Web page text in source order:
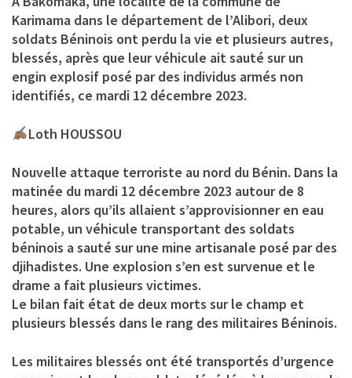
Karimama dans le département de l’Alibori, deux
soldats Béninois ont perdu la vie et plusieurs autres,
blessés, après que leur véhicule ait sauté sur un
engin explosif posé par des individus armés non
identifiés, ce mardi 12 décembre 2023.
Loth HOUSSOU
Nouvelle attaque terroriste au nord du Bénin. Dans la
matinée du mardi 12 décembre 2023 autour de 8
heures, alors qu’ils allaient s’approvisionner en eau
potable, un véhicule transportant des soldats
béninois a sauté sur une mine artisanale posé par des
djihadistes. Une explosion s’en est survenue et le
drame a fait plusieurs victimes.
Le bilan fait état de deux morts sur le champ et
plusieurs blessés dans le rang des militaires Béninois.
Les militaires blessés ont été transportés d’urgence